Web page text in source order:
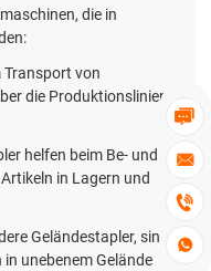




die in
Transport von
die Produktionslinien
helfen beim Be- und
in Lagern und
Geländestapler, sind
unebenem Gelände